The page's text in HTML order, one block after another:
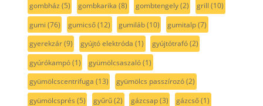
gombház (5) gombkarika (8) gombtengely(2) grill (10)
gumi (76) gumicső(12) gumiláb(10) gumitalp(7)
gyerekzár(9) gyújtó elektróda (1) gyújtótrafó(2)
gyúrókampó(1) gyümölcsaszaló(1)
gyümölcscentrifuga (13) gyümölcs passzírozó(2)
gyümölcsprés (5) gyűrű(2) gázcsap(3) gázcső(1)